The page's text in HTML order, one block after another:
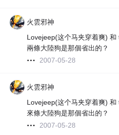
火雲邪神
Lovejeep(这个马夹穿着爽)
兩條大陸狗是那個省出的？
2007-05-28
火雲邪神
Lovejeep(这个马夹穿着爽)
來條大陸狗是那個省出的？
2007-05-28